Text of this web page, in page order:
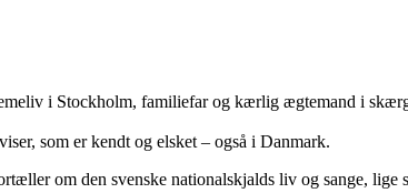
i Stockholm, familiefar og kærlig ægtemand i
som er kendt og elsket – også i Danmark.
om den svenske nationalskjalds liv og sange, lige